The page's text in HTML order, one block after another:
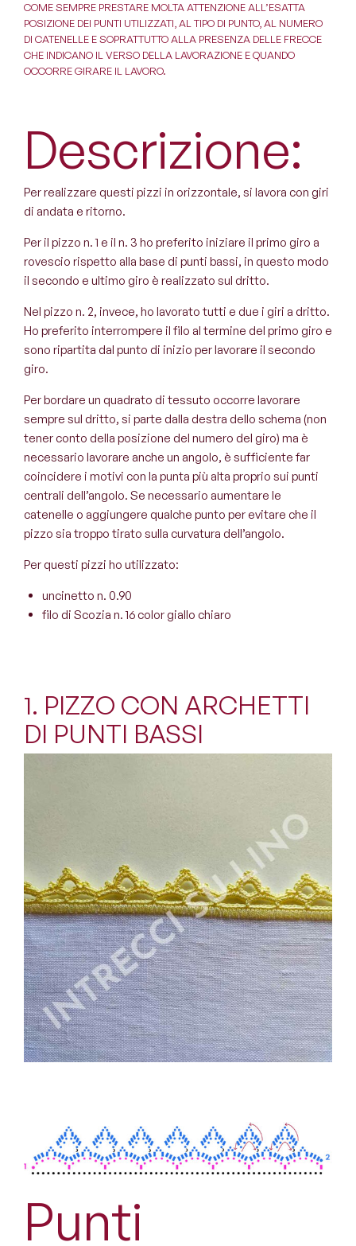
COME SEMPRE PRESTARE MOLTA ATTENZIONE ALL’ESATTA
POSIZIONE DEI PUNTI UTILIZZATI, AL TIPO DI PUNTO, AL NUMERO
DI CATENELLE E SOPRATTUTTO ALLA PRESENZA DELLE FRECCE
CHE INDICANO IL VERSO DELLA LAVORAZIONE E QUANDO
OCCORRE GIRARE IL LAVORO.
Descrizione:
Per realizzare questi pizzi in orizzontale, si lavora con giri
di andata e ritorno.
Per il pizzo n. 1 e il n. 3 ho preferito iniziare il primo giro a
rovescio rispetto alla base di punti bassi, in questo modo
il secondo e ultimo giro è realizzato sul dritto.
Nel pizzo n. 2, invece, ho lavorato tutti e due i giri a dritto.
Ho preferito interrompere il filo al termine del primo giro e
sono ripartita dal punto di inizio per lavorare il secondo
giro.
Per bordare un quadrato di tessuto occorre lavorare
sempre sul dritto, si parte dalla destra dello schema (non
tener conto della posizione del numero del giro) ma è
necessario lavorare anche un angolo, è sufficiente far
coincidere i motivi con la punta più alta proprio sui punti
centrali dell’angolo. Se necessario aumentare le
catenelle o aggiungere qualche punto per evitare che il
pizzo sia troppo tirato sulla curvatura dell’angolo.
Per questi pizzi ho utilizzato:
uncinetto n. 0.90
filo di Scozia n. 16 color giallo chiaro
1. PIZZO CON ARCHETTI
DI PUNTI BASSI
Punti